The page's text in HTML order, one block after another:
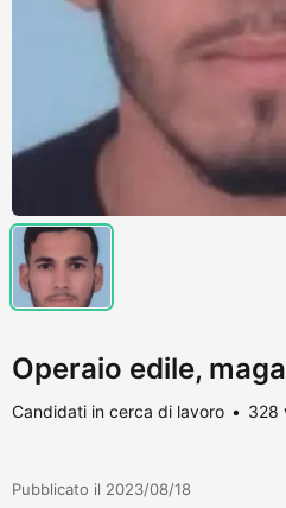
Operaio edile,
Candidati in cerca di lavoro 328
Pubblicato il 2023/08/18